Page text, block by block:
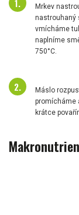
Mrkev
nastrouhaný
vmícháme
naplníme
750°C.
Máslo
promícháme
krátce